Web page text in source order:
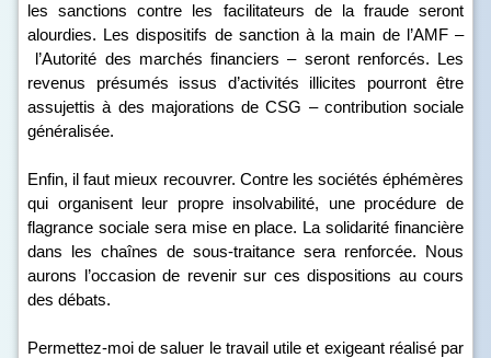
les sanctions contre les facilitateurs de la fraude seront
alourdies. Les dispositifs de sanction à la main de l’AMF –
l’Autorité des marchés financiers – seront renforcés. Les
revenus présumés issus d’activités illicites pourront être
assujettis à des majorations de CSG – contribution sociale
généralisée.
Enfin, il faut mieux recouvrer. Contre les sociétés éphémères
qui organisent leur propre insolvabilité, une procédure de
flagrance sociale sera mise en place. La solidarité financière
dans les chaînes de sous-traitance sera renforcée. Nous
aurons l’occasion de revenir sur ces dispositions au cours
des débats.
Permettez-moi de saluer le travail utile et exigeant réalisé par